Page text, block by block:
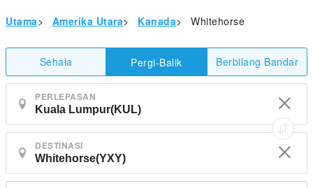
Utama> Amerika Utara> Kanada> Whitehorse
Sehala Pergi-Balik Berbilang Bandar
PERLEPASAN
DESTINASI